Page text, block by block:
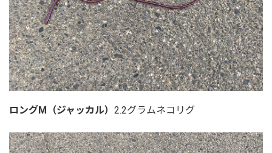
ロングM（ジャッカル） 2.2グラムネコリグ